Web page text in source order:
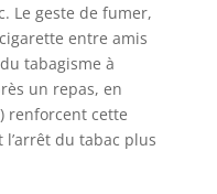
Le geste de fumer,
entre amis
tabagisme à
un repas, en
renforcent cette
du tabac plus